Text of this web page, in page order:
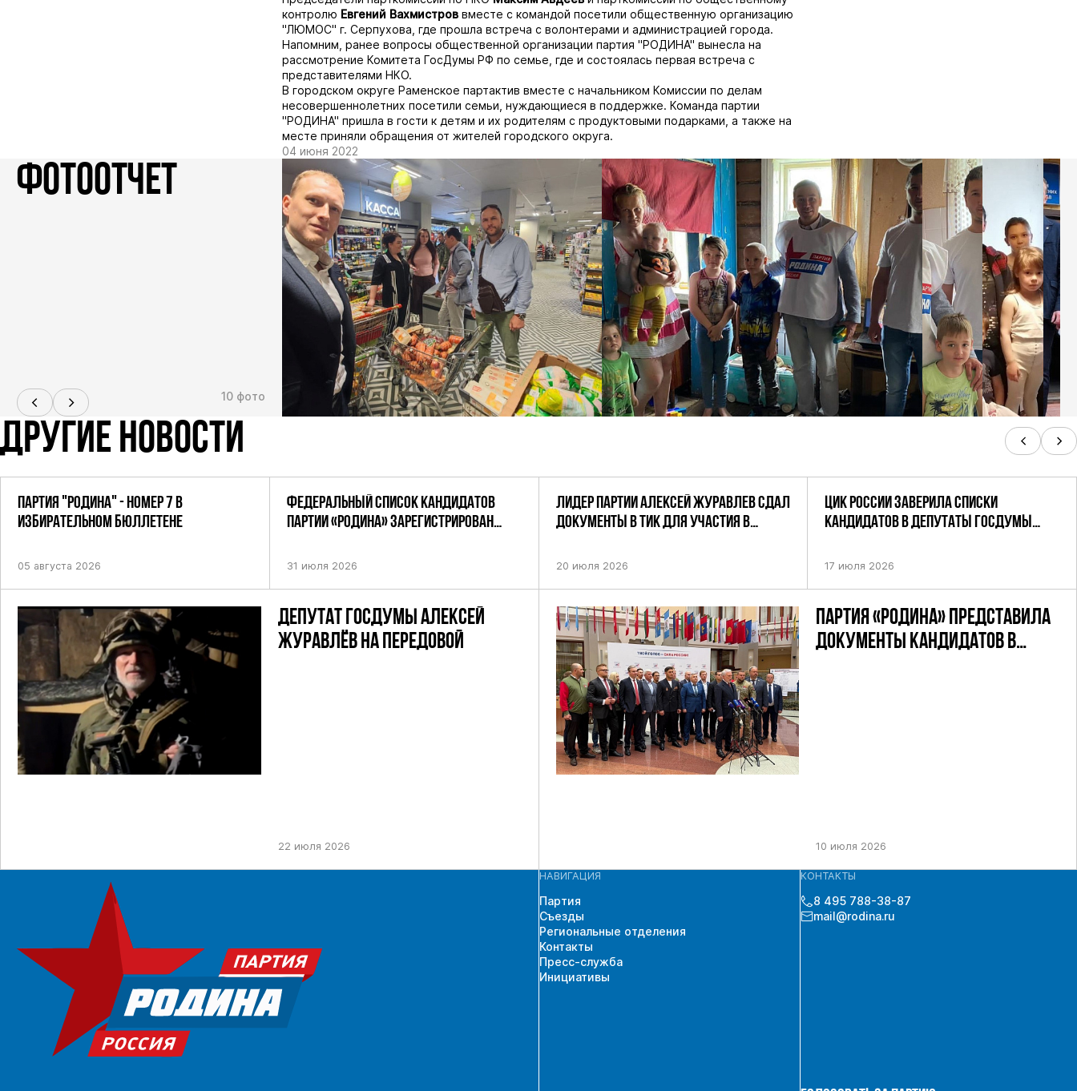
контролю Евгений Вахмистроввместе с командой посетили общественную организацию
"ЛЮМОС" г. Серпухова, где прошла встреча с волонтерами и администрацией города.
Напомним, ранее вопросы общественной организации партия "РОДИНА" вынесла на
рассмотрение Комитета ГосДумы РФ по семье, где и состоялась первая встреча с
представителями НКО.
В городском округе Раменское партактив вместе с начальником Комиссии по делам
несовершеннолетних посетили семьи, нуждающиеся в поддержке. Команда партии
"РОДИНА" пришла в гости к детям и их родителям с продуктовыми подарками, а также на
месте приняли обращения от жителей городского округа.
04 июня 2022
ФОТООТЧЕТ
10 фото
ДРУГИЕ НОВОСТИ
ПАРТИЯ "РОДИНА" - НОМЕР 7 В
ИЗБИРАТЕЛЬНОМ БЮЛЛЕТЕНЕ
05 августа 2026
ФЕДЕРАЛЬНЫЙ СПИСОК КАНДИДАТОВ
ПАРТИИ «РОДИНА» ЗАРЕГИСТРИРОВАН
31 июля 2026
ДЕПУТАТ ГОСДУМЫ АЛЕКСЕЙ
ЖУРАВЛЁВ НА ПЕРЕДОВОЙ
22 июля 2026
ЛИДЕР ПАРТИИ АЛЕКСЕЙ ЖУРАВЛЕВ СДАЛ
ДОКУМЕНТЫ В ТИК ДЛЯ УЧАСТИЯ В
ПО НЕФТЕКАМСКОМУ ОДНОМАНДАТНОМУ
20 июля 2026
ЦИК РОССИИ ЗАВЕРИЛА СПИСКИ
КАНДИДАТОВ В ДЕПУТАТЫ ГОСДУМЫ
17 июля 2026
ПАРТИЯ «РОДИНА» ПРЕДСТАВИЛА
ДОКУМЕНТЫ КАНДИДАТОВ В
10 июля 2026
НАВИГАЦИЯ
Партия
Съезды
Региональные отделения
Контакты
Пресс-служба
Инициативы
КОНТАКТЫ
8 495 788-38-87
mail@rodina.ru